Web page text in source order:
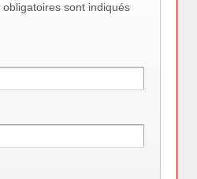
sont indiqués